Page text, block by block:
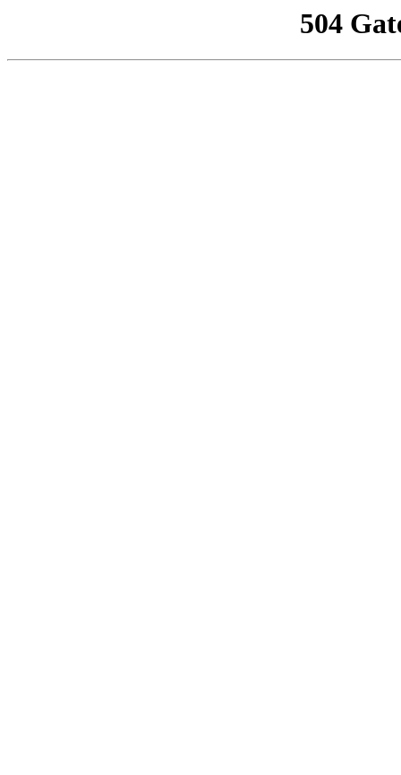
504